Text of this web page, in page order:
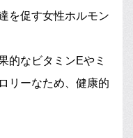
を促す女性ホルモン
的なビタミンEやミ
リーなため、健康的